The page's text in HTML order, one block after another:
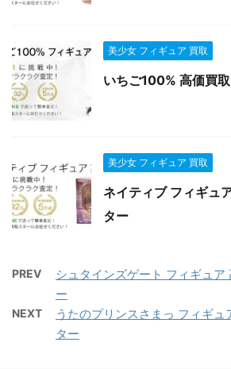
美少女 フィギュア 買取
いちご100% 高価買
美少女 フィギュア 買取
ネイティブ フィギュ
ター
PREV
シュタインズゲート フィギュア
ー
NEXT
うたのプリンスさまっ フィギュ
ター